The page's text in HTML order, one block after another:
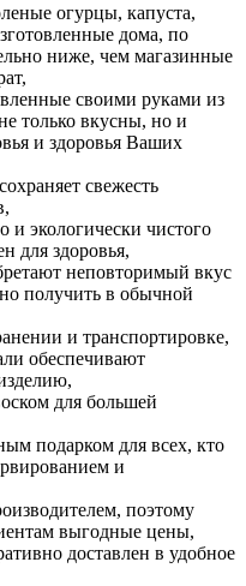
огурцы, капуста,
дома, по
ниже, чем магазинные
своими руками из
только вкусны, но и
и здоровья Ваших
свежесть
и экологически чистого
для здоровья,
неповторимый вкус
получить в обычной
и транспортировке,
обеспечивают
для большей
подарком для всех, кто
и
поэтому
выгодные цены,
доставлен в удобное